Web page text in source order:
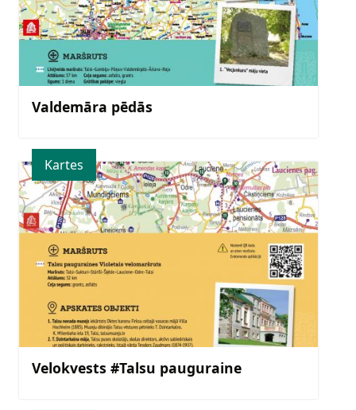
Valdemāra pēdās
Kartes
Velokvests #Talsu pauguraine